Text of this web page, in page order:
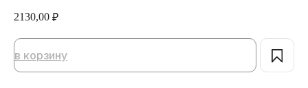
2130,00 ₽
в корзину